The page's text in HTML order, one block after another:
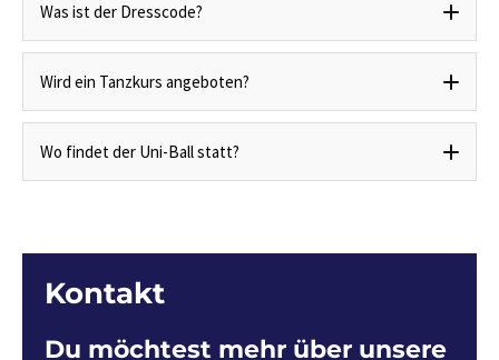
Was ist der Dresscode?
Wird ein Tanzkurs angeboten?
Wo findet der Uni-Ball statt?
Kontakt
Du möchtest mehr über unsere